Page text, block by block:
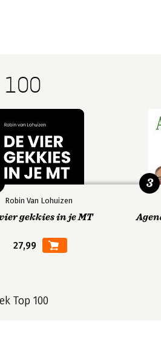
100
Robin Van Lohuizen
gekkies in je MT
27,99
3
Top 100